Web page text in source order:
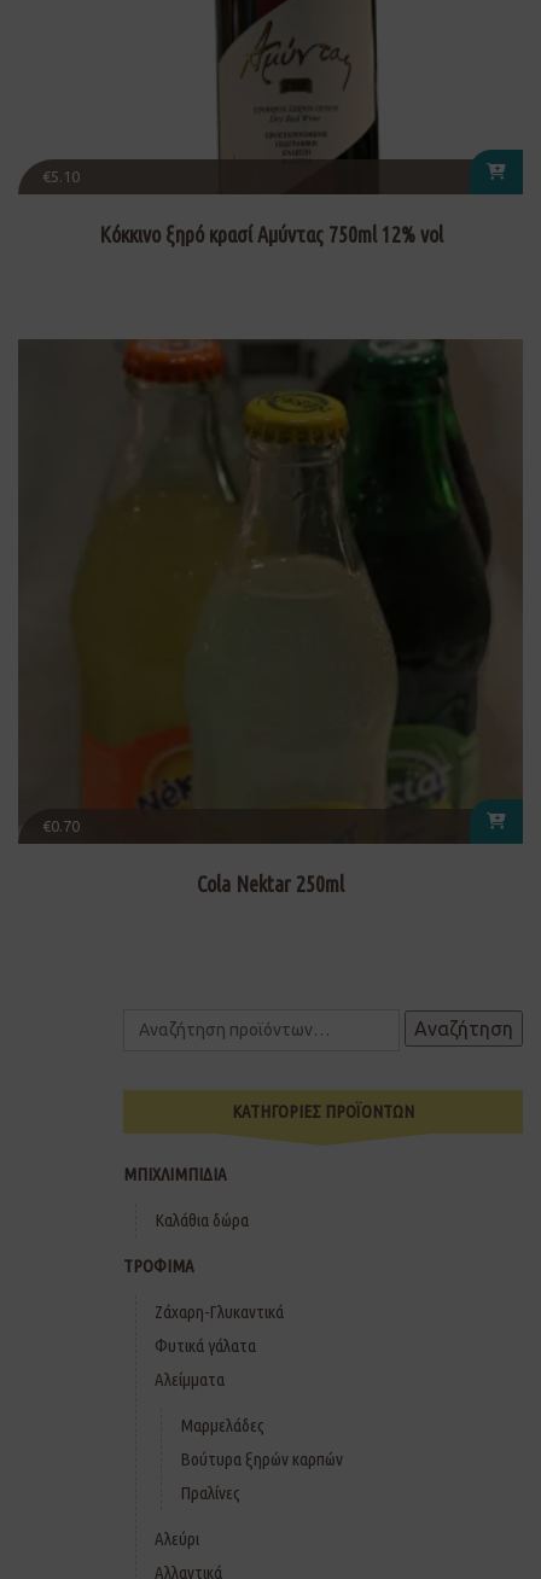
€5.10
Κόκκινο ξηρό κρασί Αμύντας 750ml 12% vol
€0.70
Cola Nektar 250ml
Αναζήτηση
ΚΑΤΗΓΟΡΙΕΣ ΠΡΟΪΟΝΤΩΝ
ΜΠΙΧΛΙΜΠΙΔΙΑ
Καλάθια δώρα
ΤΡΟΦΙΜΑ
Ζάχαρη-Γλυκαντικά
Φυτικά γάλατα
Αλείμματα
Μαρμελάδες
Βούτυρα ξηρών καρπών
Πραλίνες
Αλεύρι
Αλλαντικά